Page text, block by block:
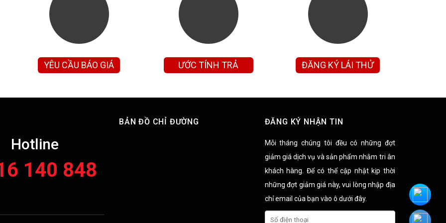
YÊU CẦU BÁO GIÁ
ƯỚC TÍNH TRẢ
ĐĂNG KÝ LÁI THỬ
Hotline
140 848
BẢN ĐỒ CHỈ ĐƯỜNG ĐĂNG KÝ NHẬN TIN
Mỗi tháng chúng tôi đều có những đợt
giảm giá dịch vụ và sản phẩm nhằm tri ân
khách hàng. Để có thể cập nhật kịp thời
những đợt giảm giá này, vui lòng nhập địa
chỉ email của bạn vào ô dưới đây.